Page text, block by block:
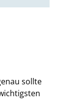
sollte